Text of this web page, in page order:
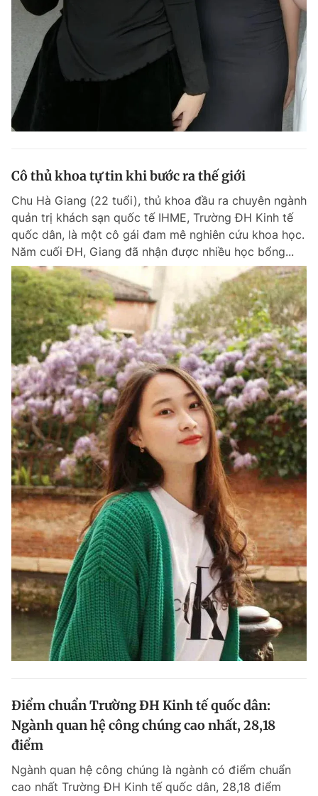
Đọc Thanh Niên trên điện thoại
Theo dõi báo trên
Hotline Liên hệ quảng cáo
Đặt báo Quảng cáo RSS Tòa soạn Chính sách bảo
Tổng biên tập: Nguyễn Ngọc Toàn
Phó tổng biên tập thường trực: Hải Thành
Phó tổng biên tập: Lâm Hiếu Dũng
Phó tổng biên tập: Trần Việt Hưng
Tổng thư ký tòa soạn: Đức Trung
Giấy phép xuất bản số 110/GP - BTTTT cấp ngày 24.3.2020
© 2003-2026 Bản quyền thuộc về Báo Thanh Niên. Cấm sao chép
dưới mọi hình thức nếu không có sự chấp thuận bằng văn bản.
Phát triển bởi ePi Technologies, JSC.
Cô thủ khoa tự tin khi bước ra thế giới
Chu Hà Giang (22 tuổi), thủ khoa đầu ra chuyên ngành
quản trị khách sạn quốc tế IHME, Trường ĐH Kinh tế
quốc dân, là một cô gái đam mê nghiên cứu khoa học.
Năm cuối ĐH, Giang đã nhận được nhiều học bổng...
Điểm chuẩn Trường ĐH Kinh tế quốc dân:
Ngành quan hệ công chúng cao nhất, 28,18
điểm
Ngành quan hệ công chúng là ngành có điểm chuẩn
cao nhất Trường ĐH Kinh tế quốc dân, 28,18 điểm